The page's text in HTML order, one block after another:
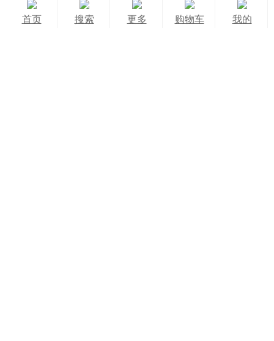
首页 搜索 更多 购物车 我的